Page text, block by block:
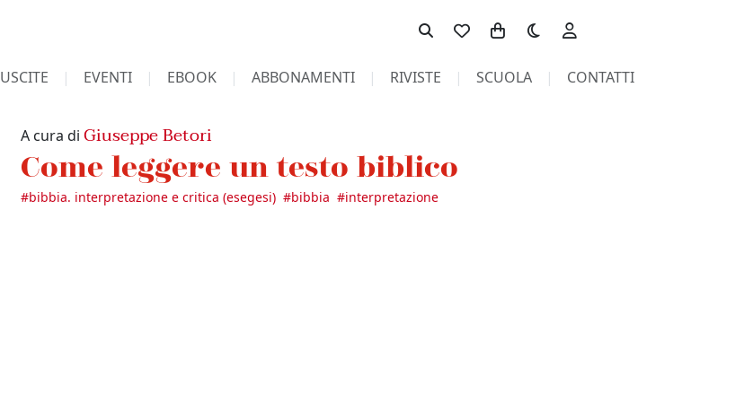
Toggle theme
USCITE EVENTI EBOOK ABBONAMENTI RIVISTE SCUOLA CONTATTI
A cura diGiuseppe Betori
Come leggere un testo biblico
#bibbia. interpretazione e critica (esegesi) #bibbia #interpretazione